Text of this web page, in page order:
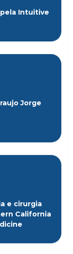
Intuitive
Jorge
e cirurgia
California